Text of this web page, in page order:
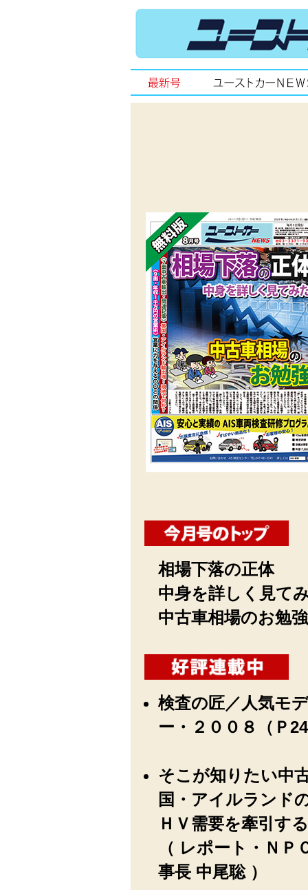
相場下落の正体
中身を詳しく見て
中古車相場のお勉強
検査の匠／人気モ
ー・２００８（Ｐ
そこが知りたい中
国・アイルランド
ＨＶ需要を牽引す
（ レポート・ＮＰ
事長 中尾聡 ）